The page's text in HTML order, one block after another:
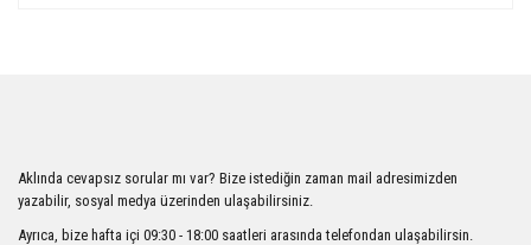
Ürün açıklamasında eksik bilgiler bulunuyor.
Ürün bilgilerinde hatalar bulunuyor.
Aklında cevapsız sorular mı var? Bize istediğin zaman mail adresimizden
yazabilir, sosyal medya üzerinden ulaşabilirsiniz.
Ayrıca, bize hafta içi 09:30 - 18:00 saatleri arasında telefondan ulaşabilirsin.